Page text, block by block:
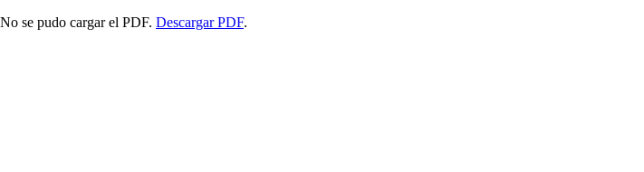
No se pudo cargar el PDF. Descargar PDF.